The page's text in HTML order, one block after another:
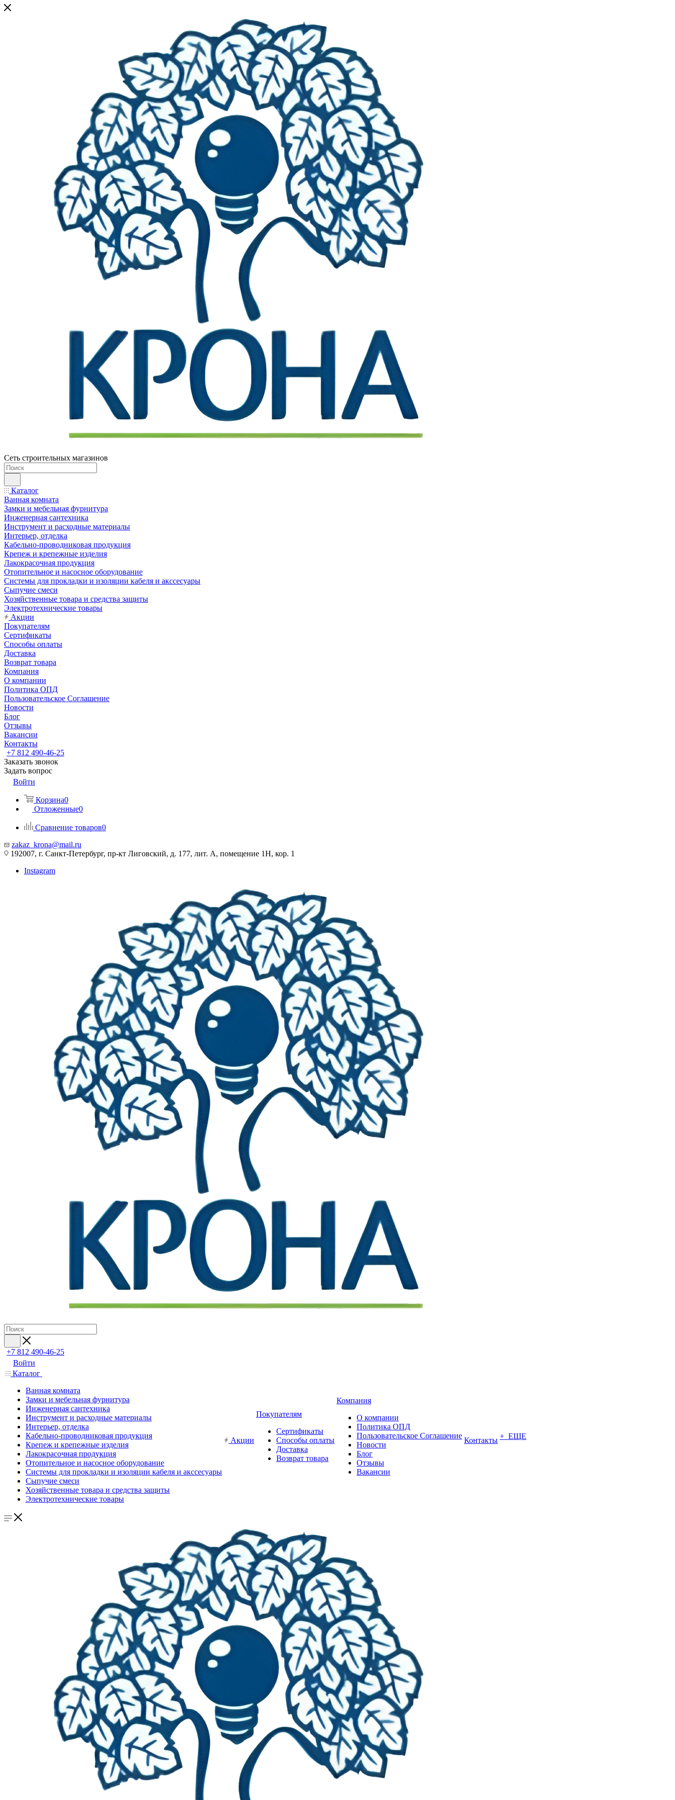
Сеть строительных магазинов
Каталог
Ванная комната
Замки и мебельная фурнитура
Инженерная сантехника
Инструмент и расходные материалы
Интерьер, отделка
Кабельно-проводниковая продукция
Крепеж и крепежные изделия
Лакокрасочная продукция
Отопительное и насосное оборудование
Системы для прокладки и изоляции кабеля и акссесуары
Сыпучие смеси
Хозяйственные товара и средства защиты
Электротехнические товары
Акции
Покупателям
Сертификаты
Способы оплаты
Доставка
Возврат товара
Компания
О компании
Политика ОПД
Пользовательское Соглашение
Новости
Блог
Отзывы
Вакансии
Контакты
+7 812 490-46-25
Заказать звонок
Задать вопрос
Войти
Корзина0
Отложенные0
Сравнение товаров0
zakaz_krona@mail.ru
192007, г. Санкт-Петербург, пр-кт Лиговский, д. 177, лит. А, помещение 1Н, кор. 1
Instagram
+7 812 490-46-25
Войти
Каталог
Ванная комната
Замки и мебельная фурнитура
Инженерная сантехника
Инструмент и расходные материалы
Интерьер, отделка
Кабельно-проводниковая продукция
Крепеж и крепежные изделия
Лакокрасочная продукция
Отопительное и насосное оборудование
Системы для прокладки и изоляции кабеля и акссесуары
Сыпучие смеси
Хозяйственные товара и средства защиты
Электротехнические товары
Акции
Покупателям
Сертификаты
Способы оплаты
Доставка
Возврат товара
Компания
О компании
Политика ОПД
Пользовательское Соглашение
Новости
Блог
Отзывы
Вакансии
Контакты + ЕЩЕ